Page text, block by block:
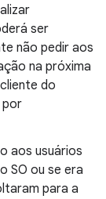
ser
não pedir aos
na próxima
do
por
aos usuários
SO ou se era
para a